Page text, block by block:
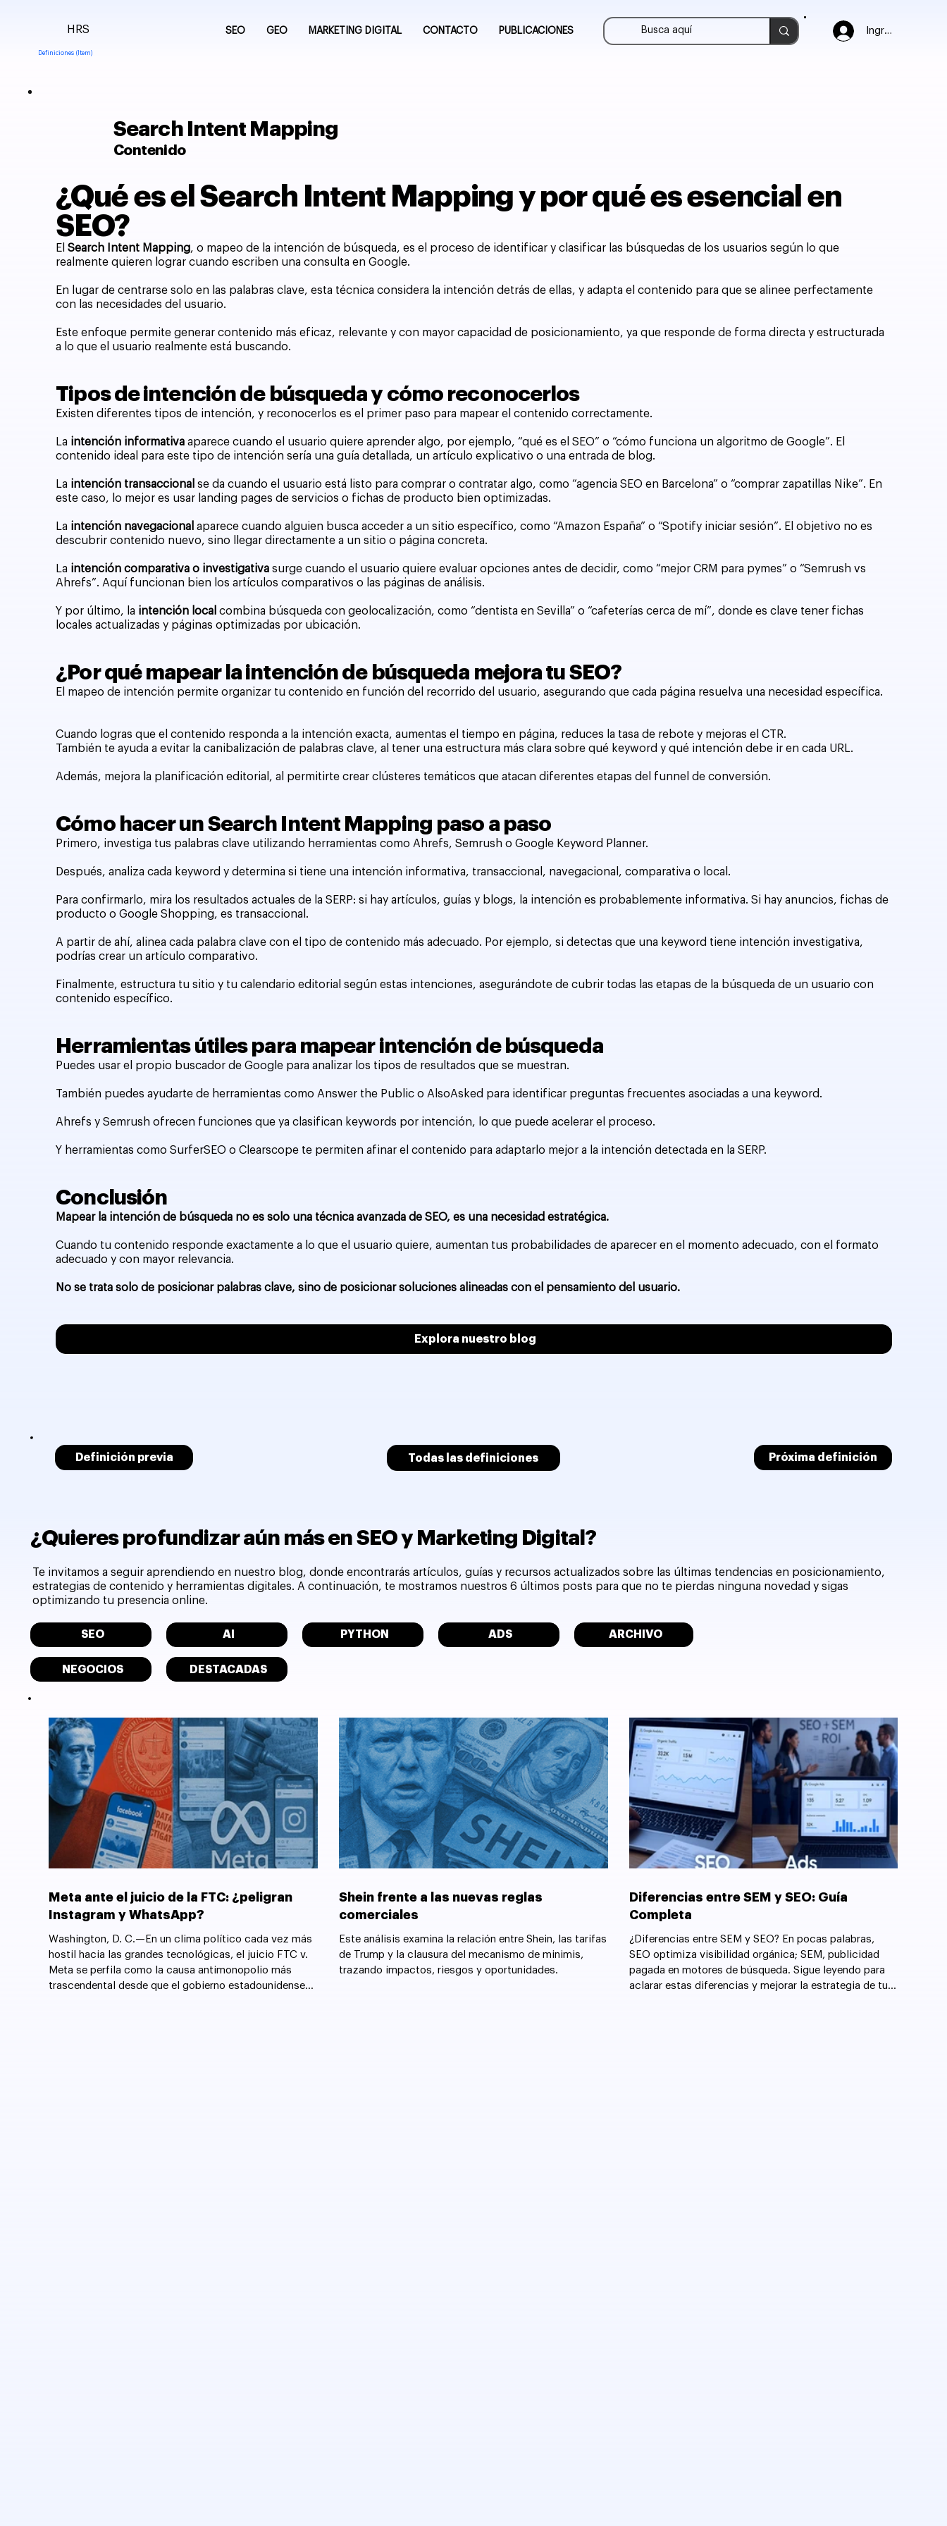
Ingresar
SEO GEO MARKETING DIGITAL CONTACTO PUBLICACIONES
Definiciones (Item)
HRS
Search Intent Mapping
Contenido
¿Qué es el Search Intent Mapping y por qué es esencial en
SEO?
ElSearch Intent Mapping, o mapeo de la intención de búsqueda, es el proceso de identificar y clasificar las búsquedas de los usuarios según lo que
realmente quieren lograr cuando escriben una consulta en Google.
En lugar de centrarse solo en las palabras clave, esta técnica considera la intención detrás de ellas, y adapta el contenido para que se alinee perfectamente
con las necesidades del usuario.
Este enfoque permite generar contenido más eficaz, relevante y con mayor capacidad de posicionamiento, ya que responde de forma directa y estructurada
a lo que el usuario realmente está buscando.
Tipos de intención de búsqueda y cómo reconocerlos
Existen diferentes tipos de intención, y reconocerlos es el primer paso para mapear el contenido correctamente.
La intención informativa aparece cuando el usuario quiere aprender algo, por ejemplo, “qué es el SEO” o “cómo funciona un algoritmo de Google”. El
contenido ideal para este tipo de intención sería una guía detallada, un artículo explicativo o una entrada de blog.
La intención transaccional se da cuando el usuario está listo para comprar o contratar algo, como “agencia SEO en Barcelona” o “comprar zapatillas Nike”. En
este caso, lo mejor es usar landing pages de servicios o fichas de producto bien optimizadas.
La intención navegacional aparece cuando alguien busca acceder a un sitio específico, como “Amazon España” o “Spotify iniciar sesión”. El objetivo no es
descubrir contenido nuevo, sino llegar directamente a un sitio o página concreta.
La intención comparativa o investigativa surge cuando el usuario quiere evaluar opciones antes de decidir, como “mejor CRM para pymes” o “Semrush vs
Ahrefs”. Aquí funcionan bien los artículos comparativos o las páginas de análisis.
Y por último, la intención local combina búsqueda con geolocalización, como “dentista en Sevilla” o “cafeterías cerca de mí”, donde es clave tener fichas
locales actualizadas y páginas optimizadas por ubicación.
¿Por qué mapear la intención de búsqueda mejora tu SEO?
El mapeo de intención permite organizar tu contenido en función del recorrido del usuario, asegurando que cada página resuelva una necesidad específica.
Cuando logras que el contenido responda a la intención exacta, aumentas el tiempo en página, reduces la tasa de rebote y mejoras el CTR.
También te ayuda a evitar la canibalización de palabras clave, al tener una estructura más clara sobre qué keyword y qué intención debe ir en cada URL.
Además, mejora la planificación editorial, al permitirte crear clústeres temáticos que atacan diferentes etapas del funnel de conversión.
Cómo hacer un Search Intent Mapping paso a paso
Primero, investiga tus palabras clave utilizando herramientas como Ahrefs, Semrush o Google Keyword Planner.
Después, analiza cada keyword y determina si tiene una intención informativa, transaccional, navegacional, comparativa o local.
Para confirmarlo, mira los resultados actuales de la SERP: si hay artículos, guías y blogs, la intención es probablemente informativa. Si hay anuncios, fichas de
producto o Google Shopping, es transaccional.
A partir de ahí, alinea cada palabra clave con el tipo de contenido más adecuado. Por ejemplo, si detectas que una keyword tiene intención investigativa,
podrías crear un artículo comparativo.
Finalmente, estructura tu sitio y tu calendario editorial según estas intenciones, asegurándote de cubrir todas las etapas de la búsqueda de un usuario con
contenido específico.
Herramientas útiles para mapear intención de búsqueda
Puedes usar el propio buscador de Google para analizar los tipos de resultados que se muestran.
También puedes ayudarte de herramientas como Answer the Public o AlsoAsked para identificar preguntas frecuentes asociadas a una keyword.
Ahrefs y Semrush ofrecen funciones que ya clasifican keywords por intención, lo que puede acelerar el proceso.
Y herramientas como SurferSEO o Clearscope te permiten afinar el contenido para adaptarlo mejor a la intención detectada en la SERP.
Conclusión
Mapear la intención de búsqueda no es solo una técnica avanzada de SEO, es una necesidad estratégica.
Cuando tu contenido responde exactamente a lo que el usuario quiere, aumentan tus probabilidades de aparecer en el momento adecuado, con el formato
adecuado y con mayor relevancia.
No se trata solo de posicionar palabras clave, sino de posicionar soluciones alineadas con el pensamiento del usuario.
Explora nuestro blog
Definición previa Todas las definiciones Próxima definición
¿Quieres profundizar aún más en SEO y Marketing Digital?
Te invitamos a seguir aprendiendo en nuestro blog, donde encontrarás artículos, guías y recursos actualizados sobre las últimas tendencias en posicionamiento,
estrategias de contenido y herramientas digitales. A continuación, te mostramos nuestros 6 últimos posts para que no te pierdas ninguna novedad y sigas
optimizando tu presencia online.
SEO AI PYTHON ADS ARCHIVO
NEGOCIOS DESTACADAS
Meta ante el juicio de la FTC: ¿peligran
Instagram y WhatsApp?
Washington, D. C.—En un clima político cada vez más
hostil hacia las grandes tecnológicas, el juicio FTC v.
Meta se perfila como la causa antimonopolio más
trascendental desde que el gobierno estadounidense
Shein frente a las nuevas reglas
comerciales
Este análisis examina la relación entre Shein, las tarifas
de Trump y la clausura del mecanismo de minimis,
trazando impactos, riesgos y oportunidades.
Diferencias entre SEM y SEO: Guía
Completa
¿Diferencias entre SEM y SEO? En pocas palabras,
SEO optimiza visibilidad orgánica; SEM, publicidad
pagada en motores de búsqueda. Sigue leyendo para
aclarar estas diferencias y mejorar la estrategia de tu